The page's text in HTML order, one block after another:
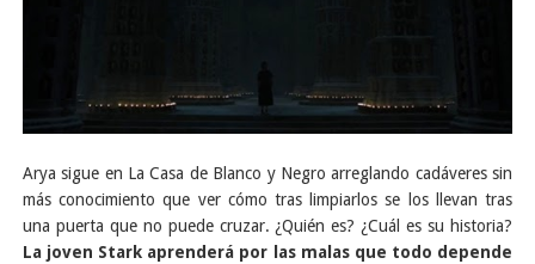
Arya sigue en La Casa de Blanco y Negro arreglando cadáveres sin
más conocimiento que ver cómo tras limpiarlos se los llevan tras
una puerta que no puede cruzar. ¿Quién es? ¿Cuál es su historia?
La joven Stark aprenderá por las malas que todo depende